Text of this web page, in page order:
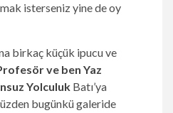
isterseniz yine de oy
birkaç küçük ipucu ve
ve ben Yaz
Yolculuk Batı’ya
bugünkü galeride